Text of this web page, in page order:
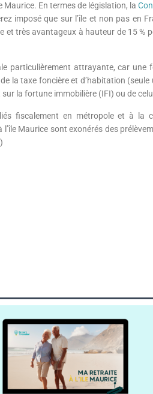
Maurice. En termes de législation, la
imposé que sur l’île et non pas en
et très avantageux à hauteur de 15 %
particulièrement attrayante, car une
la taxe foncière et d’habitation
sur la fortune immobilière (IFI) ou de
fiscalement en métropole et à la
Maurice sont exonérés des